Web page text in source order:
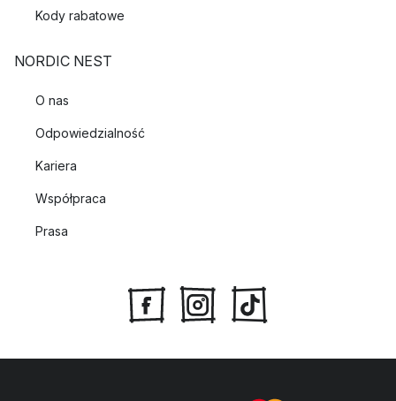
Kody rabatowe
NORDIC NEST
O nas
Odpowiedzialność
Kariera
Współpraca
Prasa